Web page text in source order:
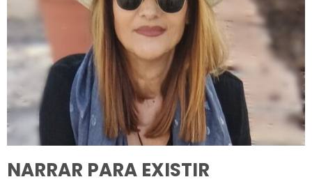
NARRAR PARA EXISTIR